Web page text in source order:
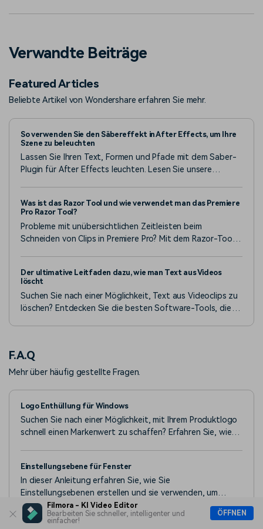
Filmora - KI Video Editor
Bearbeiten Sie schneller, intelligenter und
einfacher!
ÖFFNEN
Verwandte Beiträge
Featured Articles
Beliebte Artikel von Wondershare erfahren Sie mehr.
So verwenden Sie den Säbereffekt in After Effects, um Ihre
Szene zu beleuchten
Lassen Sie Ihren Text, Formen und Pfade mit dem Saber-
Plugin für After Effects leuchten. Lesen Sie unsere
Was ist das Razor Tool und wie verwendet man das Premiere
Pro Razor Tool?
Probleme mit unübersichtlichen Zeitleisten beim
Schneiden von Clips in Premiere Pro? Mit dem Razor-Tool
wichtige Tastenkürzel (Strg+K/Cmd+K), beseitigen Sie
Schneiden aus.
Der ultimative Leitfaden dazu, wie man Text aus Videos
löscht
Suchen Sie nach einer Möglichkeit, Text aus Videoclips zu
löschen? Entdecken Sie die besten Software-Tools, die
F.A.Q
Mehr über häufig gestellte Fragen.
Logo Enthüllung für Windows
Suchen Sie nach einer Möglichkeit, mit Ihrem Produktlogo
schnell einen Markenwert zu schaffen? Erfahren Sie, wie
Einstellungsebene für Fenster
In dieser Anleitung erfahren Sie, wie Sie
Einstellungsebenen erstellen und sie verwenden, um
denselben Effekt auf mehrere Clips in der Timeline
anzuwenden.